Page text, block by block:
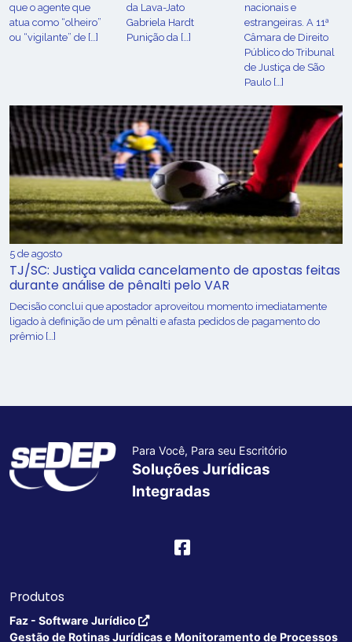
que o agente que
atua como “olheiro”
ou “vigilante” de […]
da Lava-Jato
Gabriela Hardt
Punição da […]
nacionais e
estrangeiras. A 11ª
Câmara de Direito
Público do Tribunal
de Justiça de São
Paulo […]
5 de agosto
TJ/SC: Justiça valida cancelamento de apostas feitas
durante análise de pênalti pelo VAR
Decisão conclui que apostador aproveitou momento imediatamente
ligado à definição de um pênalti e afasta pedidos de pagamento do
prêmio […]
Para Você, Para seu Escritório
Soluções Jurídicas
Integradas
Produtos
Faz - Software Jurídico
Gestão de Rotinas Jurídicas e Monitoramento de Processos